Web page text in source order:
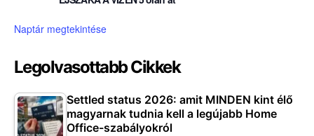
Naptár megtekintése
Legolvasottabb Cikkek
Settled status 2026: amit MINDEN kint élő
magyarnak tudnia kell a legújabb Home
Office-szabályokról